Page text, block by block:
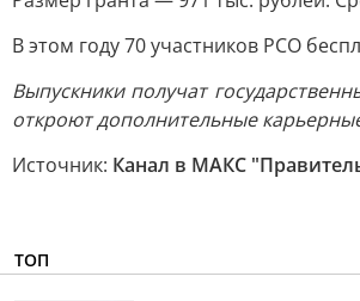
В этом году 70 участников РСО
Выпускники получат
откроют дополнительные
Источник: Канал в МАКС
ТОП